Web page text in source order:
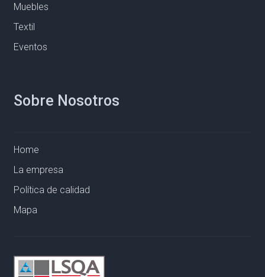
Muebles
Textil
Eventos
Sobre Nosotros
Home
La empresa
Política de calidad
Mapa